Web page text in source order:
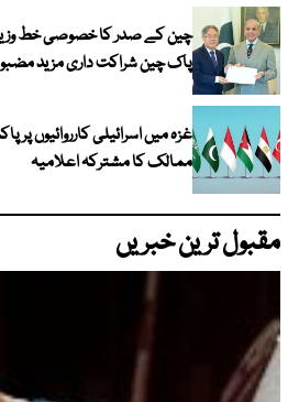
چین کے صدر کا خصوصی خط
پاک چین شراکت داری مزید
ممالک کا مشترکہ اعلامیہ
مقبول ترین خبریں